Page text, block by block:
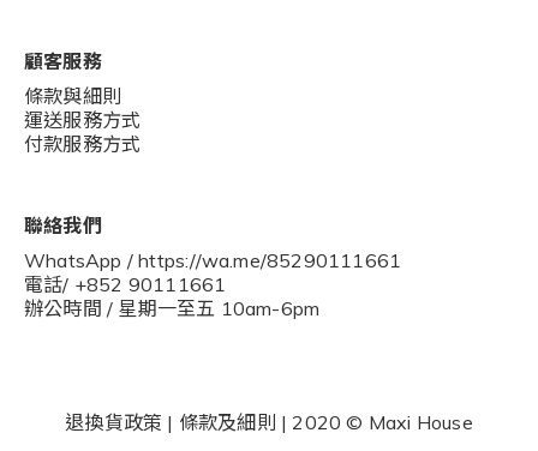
顧客服務
條款與細則
運送服務方式
付款服務方式
聯絡我們
WhatsApp / https://wa.me/85290111661
電話/ +852 90111661
辦公時間 / 星期一至五 10am-6pm
退換貨政策 | 條款及細則 | 2020 © Maxi House